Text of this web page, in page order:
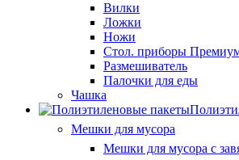
Вилки
Ложки
Ножи
Стол. приборы
Размешиватель
Палочки для еды
Чашка
Мешки для мусора
Мешки для мусора с